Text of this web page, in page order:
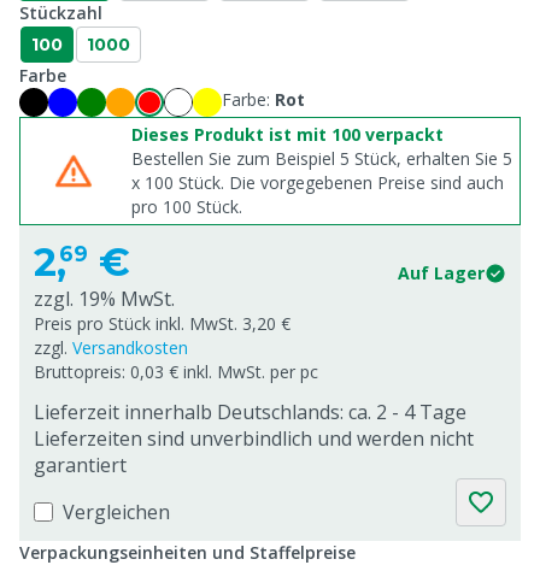
Stückzahl
100 1000
Farbe
Farbe: Rot
Dieses Produkt ist mit 100 verpackt
Bestellen Sie zum Beispiel 5 Stück, erhalten Sie 5
x 100 Stück. Die vorgegebenen Preise sind auch
pro 100 Stück.
2,69 € Auf Lager
zzgl. 19% MwSt.
Preis pro Stück inkl. MwSt. 3,20 €
zzgl. Versandkosten
Bruttopreis: 0,03 € inkl. MwSt. per pc
Lieferzeit innerhalb Deutschlands: ca. 2 - 4 Tage
Lieferzeiten sind unverbindlich und werden nicht
garantiert
Vergleichen
Verpackungseinheiten und Staffelpreise